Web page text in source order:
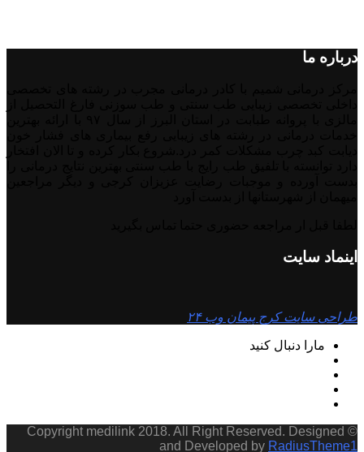
درباره ما
اینماد سایت
طراحی سایت کرج پیمان وب ۲۴
مارا دنبال کنید
© Copyright medilink 2018. All Right Reserved. Designed
and Developed by RadiusTheme1